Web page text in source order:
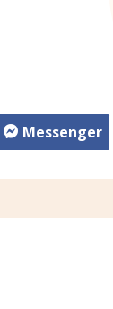
Messenger